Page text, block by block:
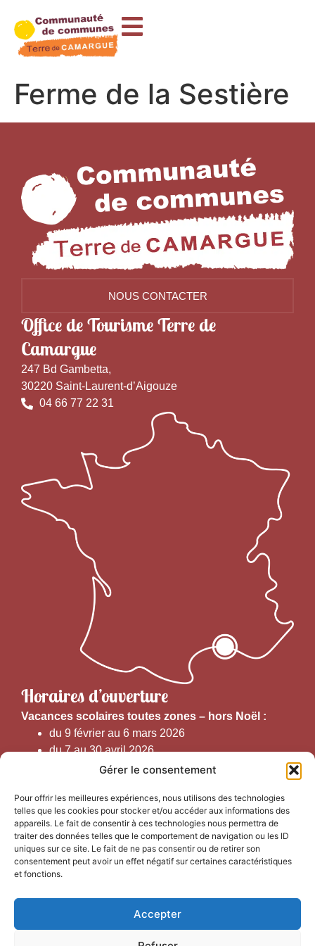
Gérer le consentement
Pour offrir les meilleures expériences, nous utilisons des technologies
telles que les cookies pour stocker et/ou accéder aux informations des
appareils. Le fait de consentir à ces technologies nous permettra de
traiter des données telles que le comportement de navigation ou les ID
uniques sur ce site. Le fait de ne pas consentir ou de retirer son
consentement peut avoir un effet négatif sur certaines caractéristiques
et fonctions.
Accepter
principal
Ferme de la Sestière
NOUS CONTACTER
Office de Tourisme Terre de
Camargue
247 Bd Gambetta,
30220 Saint-Laurent-d’Aigouze
04 66 77 22 31
Horaires d’ouverture
Vacances scolaires toutes zones – hors Noël :
du 9 février au 6 mars 2026
du 7 au 30 avril 2026
du 1er juin au 30 septembre 2026
Horaires d’ouverture au public :
Du 1er septembre au 30 juin 2026 (hors juillet et août)
du lundi au vendredi de 9h50 à 12h30 et de
Du 1er juillet au 31 août 2026